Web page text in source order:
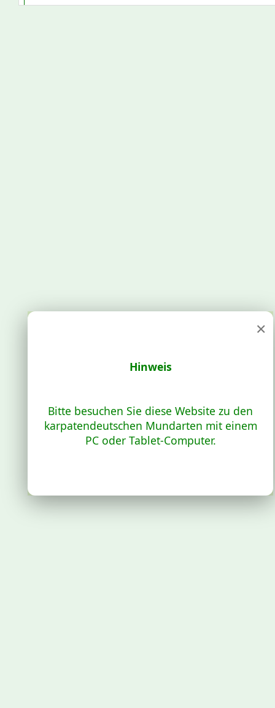
×
Hinweis
Bitte besuchen Sie diese Website zu den
karpatendeutschen Mundarten mit einem
PC oder Tablet-Computer.